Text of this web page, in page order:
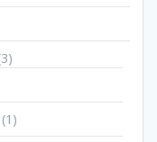
33
1 1
product